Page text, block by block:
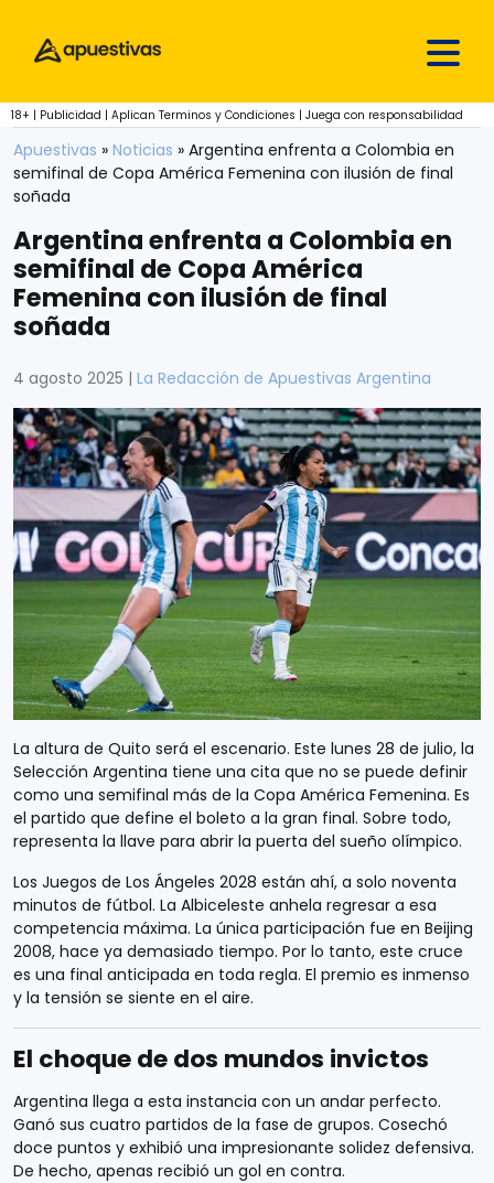
18+ | Publicidad | Aplican Terminos y Condiciones | Juega con responsabilidad
Apuestivas » Noticias » Argentina enfrenta a Colombia en
semifinal de Copa América Femenina con ilusión de final
soñada
Argentina enfrenta a Colombia en
semifinal de Copa América
Femenina con ilusión de final
soñada
4 agosto 2025 | La Redacción de Apuestivas Argentina
La altura de Quito será el escenario. Este lunes 28 de julio, la
Selección Argentina tiene una cita que no se puede definir
como una semifinal más de la Copa América Femenina. Es
el partido que define el boleto a la gran final. Sobre todo,
representa la llave para abrir la puerta del sueño olímpico.
Los Juegos de Los Ángeles 2028 están ahí, a solo noventa
minutos de fútbol. La Albiceleste anhela regresar a esa
competencia máxima. La única participación fue en Beijing
2008, hace ya demasiado tiempo. Por lo tanto, este cruce
es una final anticipada en toda regla. El premio es inmenso
y la tensión se siente en el aire.
El choque de dos mundos invictos
Argentina llega a esta instancia con un andar perfecto.
Ganó sus cuatro partidos de la fase de grupos. Cosechó
doce puntos y exhibió una impresionante solidez defensiva.
De hecho, apenas recibió un gol en contra.